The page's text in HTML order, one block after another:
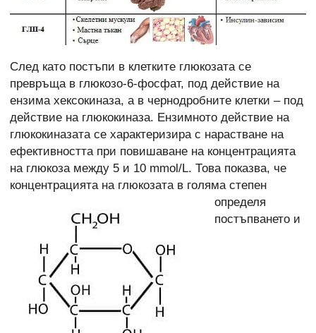
След като постъпи в клетките глюкозата се
превръща в глюкозо-6-фосфат, под действие на
ензима хексокиназа, а в чернодробните клетки – под
действие на глюкокиназа. Ензимното действие на
глюкокиназата се характеризира с нарастване на
ефективността при повишаване на концентрацията
на глюкоза между 5 и 10 mmol/L. Това показва, че
концентрацията на глюкозата в голяма степен
определя
постъпването и